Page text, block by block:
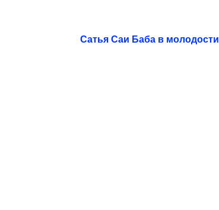
Сатья Саи Баба в молодости